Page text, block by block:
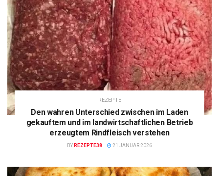
REZEPTE
Den wahren Unterschied zwischen im Laden
gekauftem und im landwirtschaftlichen Betrieb
erzeugtem Rindfleisch verstehen
BY REZEPTE38 21 JANUAR 2026